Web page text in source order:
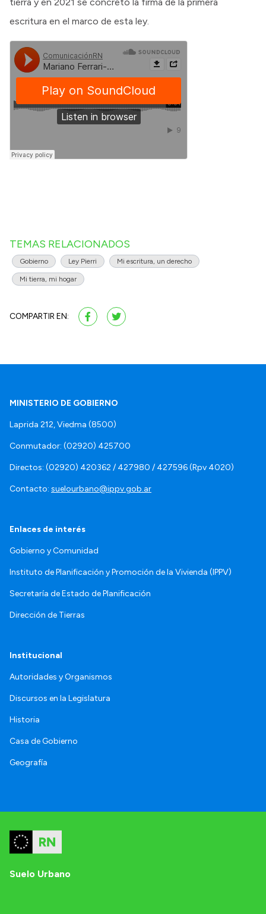
escritura en el marco de esta ley.
TEMAS RELACIONADOS
Gobierno Ley Pierri Mi escritura, un derecho
Mi tierra, mi hogar
COMPARTIR EN:
MINISTERIO DE GOBIERNO
Laprida 212, Viedma (8500)
Conmutador: (02920) 425700
Directos: (02920) 420362 / 427980 / 427596 (Rpv 4020)
Contacto: suelourbano@ippv.gob.ar
Enlaces de interés
Gobierno y Comunidad
Instituto de Planificación y Promoción de la Vivienda (IPPV)
Secretaría de Estado de Planificación
Dirección de Tierras
Institucional
Autoridades y Organismos
Discursos en la Legislatura
Historia
Casa de Gobierno
Geografía
Suelo Urbano